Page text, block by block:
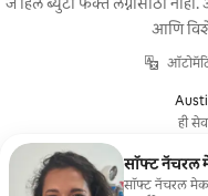
आणि
ही
सॉफ्ट नॅचरल
सॉफ्ट नॅचरल मेकअप हे सर्व तुमच्या सर्वोत्तम